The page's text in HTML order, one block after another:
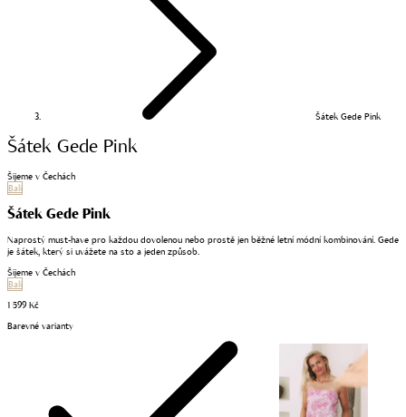
Šátek Gede Pink
Šátek Gede Pink
Šijeme v Čechách
Bali
Šátek Gede Pink
Naprostý must-have pro každou dovolenou nebo prostě jen běžné letní módní kombinování. Gede
je šátek, který si uvážete na sto a jeden způsob.
Šijeme v Čechách
Bali
1 599 Kč
Barevné varianty